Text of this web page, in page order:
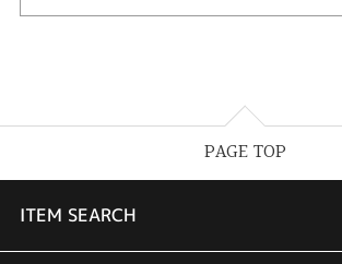
PAGE TOP
ITEM SEARCH